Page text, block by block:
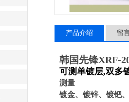
产品介绍 留
韩国先锋XRF-
可测单镀层,双多
测量
镀金、镀锌、镀钯